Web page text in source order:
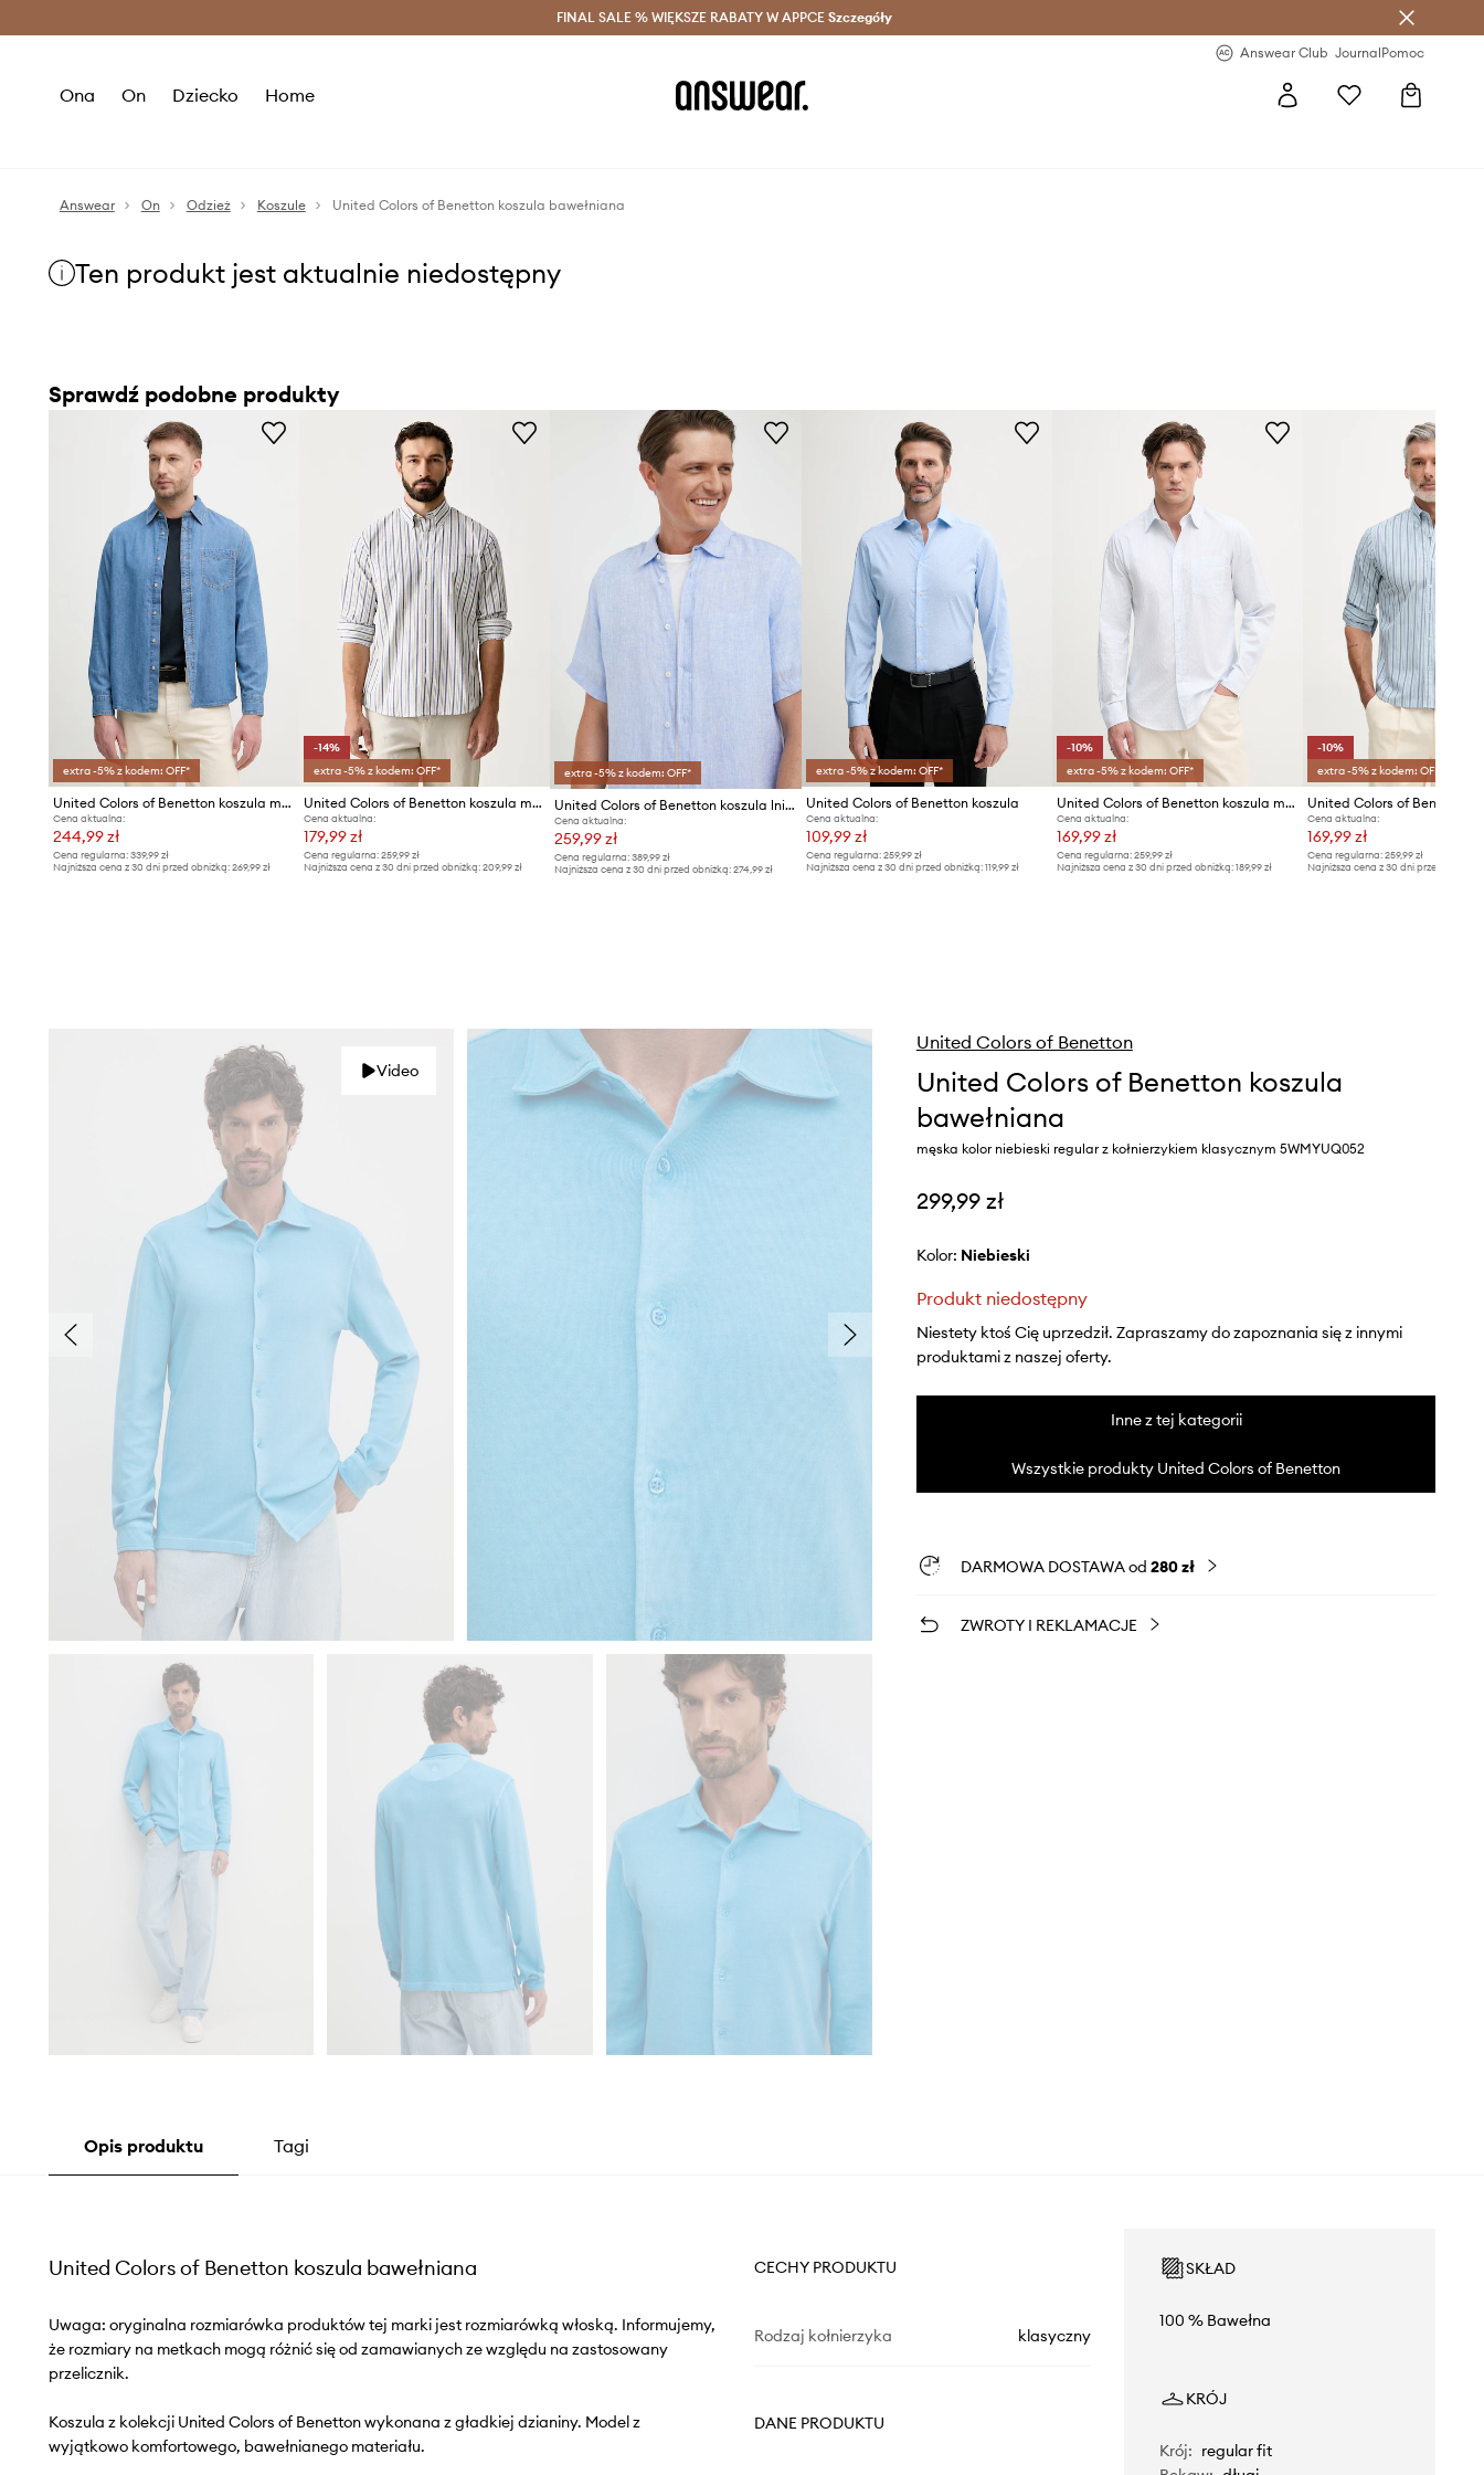
Oszczędzaj z Answear Club > Dostawa nawet w 24h >
FINAL SALE % WIĘKSZE RABATY W APPCE Szczegóły
Answear Club JournalPomoc
Ona On Dziecko Home
Answear On Odzież Koszule United Colors of Benetton koszula bawełniana
Ten produkt jest aktualnie niedostępny
Sprawdź podobne produkty
extra -5% z kodem: OFF*
United Colors of Benetton koszula męska jeansowa
Cena aktualna:
244,99 zł
Cena regularna: 339,99 zł
Najniższa cena z 30 dni przed obniżką: 269,99 zł
-14%
extra -5% z kodem: OFF*
United Colors of Benetton koszula męska bawełniana
Cena aktualna:
179,99 zł
Cena regularna:259,99 zł
Najniższa cena z 30 dni przed obniżką:209,99 zł
extra -5% z kodem: OFF*
United Colors of Benetton koszula lniana
Cena aktualna:
259,99 zł
Cena regularna: 389,99 zł
Najniższa cena z 30 dni przed obniżką: 274,99 zł
extra -5% z kodem: OFF*
United Colors of Benetton koszula
Cena aktualna:
109,99 zł
Cena regularna: 259,99 zł
Najniższa cena z 30 dni przed obniżką: 119,99 zł
-10%
extra -5% z kodem: OFF*
United Colors of Benetton koszula męska bawełniana
Cena aktualna:
169,99 zł
Cena regularna:259,99 zł
Najniższa cena z 30 dni przed obniżką:189,99 zł
-10%
extra -5% z kodem: OFF*
Cena aktualna:
169,99 zł
Cena regularna: 259,99 zł
Najniższa cena z 30 dni przed obniżką:
Video
United Colors of Benetton
United Colors of Benetton koszula
bawełniana
męska kolor niebieski regular z kołnierzykiem klasycznym 5WMYUQ052
299,99 zł
Kolor: niebieski
Produkt niedostępny
Niestety ktoś Cię uprzedził. Zapraszamy do zapoznania się z innymi
produktami z naszej oferty.
Inne z tej kategorii
Wszystkie produkty United Colors of Benetton
DARMOWA DOSTAWA od 280 zł
ZWROTY I REKLAMACJE
Opis produktu Tagi
United Colors of Benetton koszula bawełniana
Uwaga: oryginalna rozmiarówka produktów tej marki jest rozmiarówką włoską. Informujemy,
że rozmiary na metkach mogą różnić się od zamawianych ze względu na zastosowany
przelicznik.
Koszula z kolekcji United Colors of Benetton wykonana z gładkiej dzianiny. Model z
wyjątkowo komfortowego, bawełnianego materiału.
CECHY PRODUKTU
Rodzaj kołnierzyka klasyczny
DANE PRODUKTU
SKŁAD
100 % Bawełna
KRÓJ
Krój: regular fit